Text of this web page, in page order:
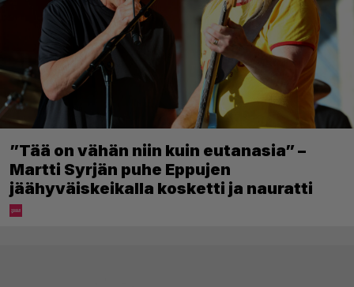
”Tää on vähän niin kuin eutanasia” –
Martti Syrjän puhe Eppujen
jäähyväiskeikalla kosketti ja nauratti